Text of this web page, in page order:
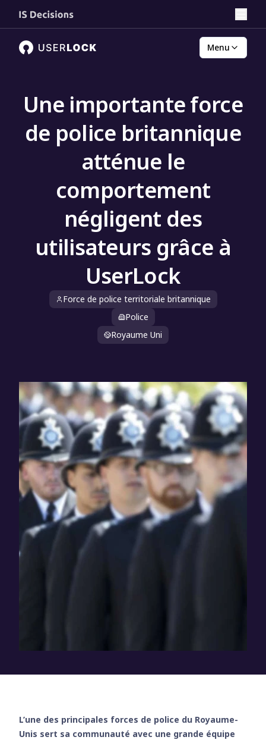
Menu
Une importante force
de police britannique
atténue le
comportement
négligent des
utilisateurs grâce à
UserLock
Force de police territoriale britannique
Police
Royaume Uni
L’une des principales forces de police du Royaume-
Unis sert sa communauté avec une grande équipe